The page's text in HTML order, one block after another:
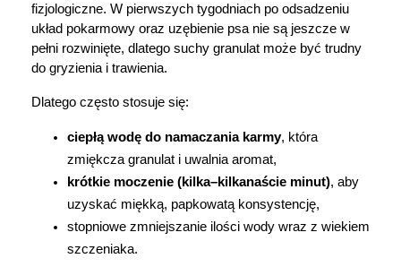
fizjologiczne. W pierwszych tygodniach po odsadzeniu
układ pokarmowy oraz uzębienie psa nie są jeszcze w
pełni rozwinięte, dlatego suchy granulat może być trudny
do gryzienia i trawienia.
Dlatego często stosuje się:
ciepłą wodę do namaczania karmy, która
zmiękcza granulat i uwalnia aromat,
krótkie moczenie (kilka–kilkanaście minut), aby
uzyskać miękką, papkowatą konsystencję,
stopniowe zmniejszanie ilości wody wraz z wiekiem
szczeniaka.